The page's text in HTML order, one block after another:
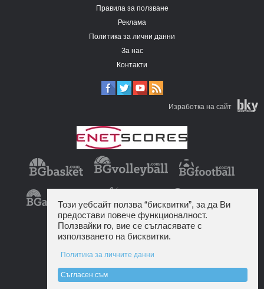
Правила за ползване
Реклама
Политика за лични данни
За нас
Контакти
Изработка на сайт
Този уебсайт ползва “бисквитки”, за да Ви
предостави повече функционалност.
Ползвайки го, вие се съгласявате с
използването на бисквитки.
Политика за личните данни
Съгласен съм